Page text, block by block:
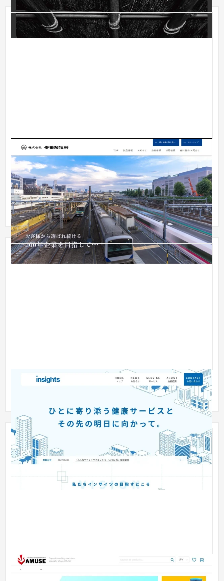
株式会社安田製作所様 コーポレートサイト
企業サイト 製造業 51〜100万円
ウェブサイトリニューアルとして、レスポンシブウェブデザイ
ン、製品サービスやお知らせの登録機能の構築(WordPress使用)
まで行...
株式会社インサイツ
Amuse